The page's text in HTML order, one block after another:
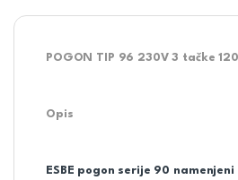
POGON TIP 96 230V 3 tačke
Opis
ESBE pogon serije 90